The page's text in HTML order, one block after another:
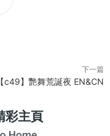
下一篇
【c49】艷舞荒誕夜 EN&CN